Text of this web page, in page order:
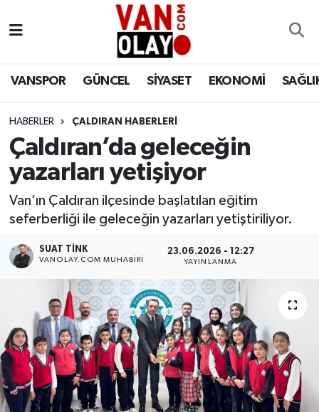
VANSPOR GÜNCEL SİYASET EKONOMİ
HABERLER ÇALDIRAN HABERLERİ
Çaldıran’da geleceğin
yazarları yetişiyor
Van’ın Çaldıran ilçesinde başlatılan eğitim
seferberliği ile geleceğin yazarları yetiştiriliyor.
SUAT TINK
VANOLAY.COM MUHABIRI
23.06.2026 - 12:27
YAYINLANMA
Siyaset
Ekonomi
Sağlık
Dünya
RESMİ İLANLAR
Van Nöbetçi Eczaneler
Van Namaz Vakitleri
Van Trafik Yoğunluk Haritası
Süper Lig Puan Durumu ve Fikstür
Haber Arşivi